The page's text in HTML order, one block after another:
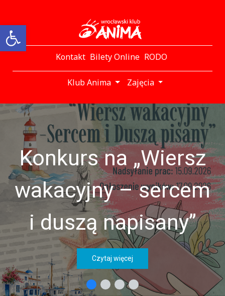
Otwórz pasek narzędzi
Kontakt Bilety Online RODO
Klub Anima Zajęcia
Konkurs na „Wiersz
wakacyjny – sercem
i duszą napisany”
Czytaj więcej